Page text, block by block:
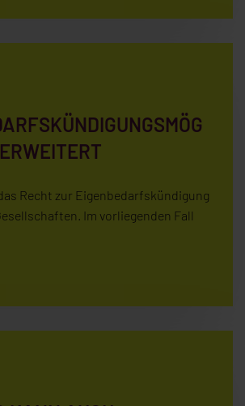
Recht zur Eigenbedarfskündigung
Im vorliegenden Fall